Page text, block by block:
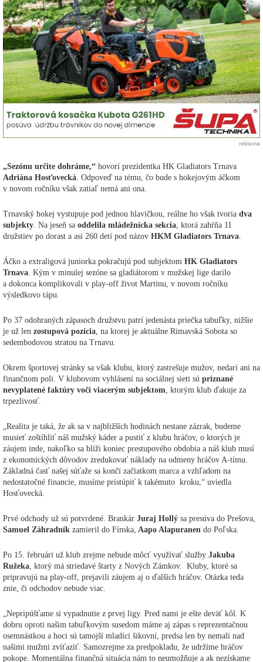
reklama
„Sezónu určite dohráme,“ hovorí prezidentka HK Gladiators Trnava
Adriána Hosťovecká. Odpoveď na tému, čo bude s hokejovým áčkom
v novom ročníku však zatiaľ nemá ani ona.
Trnavský hokej vystupuje pod jednou hlavičkou, reálne ho však tvoria dva
subjekty. Na jeseň sa oddelila mládežnícka sekcia, ktorá zahŕňa 11
družstiev po dorast a asi 260 detí pod názov HKM Gladiators Trnava.
Áčko a extraligová juniorka pokračujú pod subjektom HK Gladiators
Trnava. Kým v minulej sezóne sa gladiátorom v mužskej lige darilo
a dokonca komplikovali v play-off život Martinu, v novom ročníku
výsledkovo tápu.
Po 37 odohraných zápasoch družstvu patrí jedenásta priečka tabuľky, nižšie
je už len zostupová pozícia, na ktorej je aktuálne Rimavská Sobota so
sedembodovou stratou na Trnavu.
Okrem športovej stránky sa však klubu, ktorý zastrešuje mužov, nedarí ani na
finančnom poli. V klubovom vyhlásení na sociálnej sieti sú priznané
nevyplatené faktúry voči viacerým subjektom, ktorým klub ďakuje za
trpezlivosť.
„Realita je taká, že ak sa v najbližších hodinách nestane zázrak, budeme
musieť zoštíhliť náš mužský káder a pustiť z klubu hráčov, o ktorých je
záujem inde, nakoľko sa blíži koniec prestupového obdobia a náš klub musí
z ekonomických dôvodov zredukovať náklady na odmeny hráčov A-tímu.
Základná časť našej súťaže sa končí začiatkom marca a vzhľadom na
nedostatočné financie, musíme pristúpiť k takémuto kroku,“ uviedla
Hosťovecká.
Prvé odchody už sú potvrdené. Brankár Juraj Hollý sa presúva do Prešova,
Samuel Záhradník zamieril do Fínska, Aapo Alapuranen do Poľska.
Po 15. februári už klub zrejme nebude môcť využívať služby Jakuba
Ružeka, ktorý má striedavé štarty z Nových Zámkov. Kluby, ktoré sa
pripravujú na play-off, prejavili záujem aj o ďalších hráčov. Otázka teda
znie, či odchodov nebude viac.
„Nepripúšťame si vypadnutie z prvej ligy. Pred nami je ešte deväť kôl. K
dobru oproti našim tabuľkovým susedom máme aj zápas s reprezentačnou
osemnástkou a hoci sú tamojší mladíci šikovní, predsa len by nemali nad
našimi mužmi zvíťaziť. Samozrejme za predpokladu, že udržíme hráčov
pokope. Momentálna finančná situácia nám to neumožňuje a ak nezískame